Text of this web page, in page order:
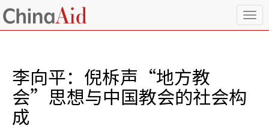
T
o
李向平：倪柝声“地方教
会”思想与中国教会的社会构
成